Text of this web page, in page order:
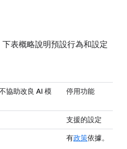
表概略說明預設行為和設定
協助改良 AI 模
停用功能
支援的設定
有政策依據。